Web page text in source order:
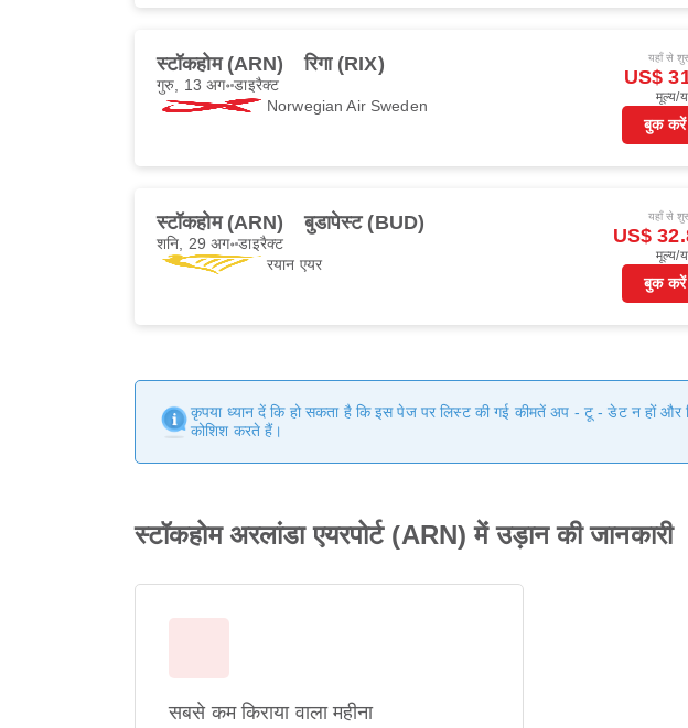
स्टॉकहोम (ARN) रिगा (RIX)
गुरु, 13 अग॰डाइरैक्ट
Norwegian Air Sweden
यहाँ से
US$
मूल्य/
बुक करें
स्टॉकहोम (ARN) बुडापेस्ट (BUD)
शनि, 29 अग॰डाइरैक्ट
रयान एयर
यहाँ से
US$
मूल्य/
बुक करें
कृपया ध्यान दें कि हो सकता है कि इस पेज पर लिस्ट की गई कीमतें अप - टू - डेट न हों और
कोशिश करते हैं।
स्टॉकहोम अरलांडा एयरपोर्ट (ARN) में उड़ान की जानकारी
सबसे कम किराया वाला महीना